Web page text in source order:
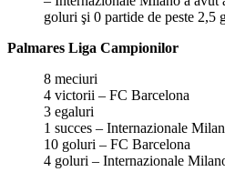
goluri şi 0 partide de peste 2,5
Palmares Liga Campionilor
8 meciuri
4 victorii – FC Barcelona
3 egaluri
1 succes – Internazionale
10 goluri – FC Barcelona
4 goluri – Internazionale